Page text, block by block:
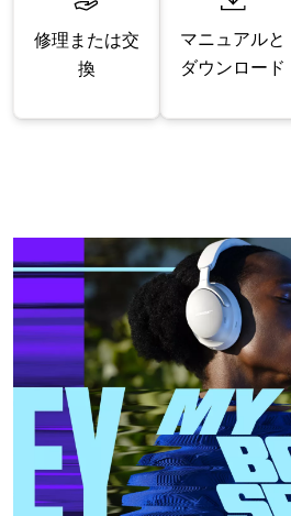
修理または交
換
マニュアルと
ダウンロード